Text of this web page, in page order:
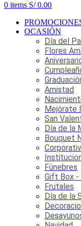
0 items S/0.00
OCASIÓN
Día del
Flores
Amistad
Mejórate
San
Día de la
Bouquet
Fúnebres
Gift Box -
Frutales
Día de la